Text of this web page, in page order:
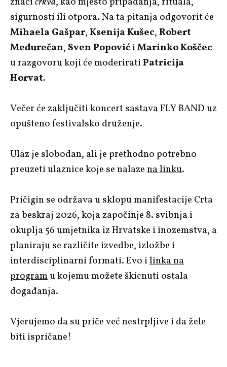
sigurnosti ili otpora. Na ta pitanja odgovorit će
Mihaela Gašpar,Ksenija Kušec,Robert
Međurečan,Sven PopovićiMarinko Koščec
u razgovoru koji će moderiratiPatricija
Horvat.
Večer će zaključiti koncert sastava FLY BAND uz
opušteno festivalsko druženje.
Ulaz je slobodan, ali je prethodno potrebno
preuzeti ulaznice koje se nalazena linku.
Pričigin se održava u sklopu manifestacije Crta
za beskraj 2026, koja započinje 8. svibnja i
okuplja 56 umjetnika iz Hrvatske i inozemstva, a
planiraju se različite izvedbe, izložbe i
interdisciplinarni formati. Evo ilinka na
programu kojemu možete škicnuti ostala
događanja.
Vjerujemo da su priče već nestrpljive i da žele
biti ispričane!